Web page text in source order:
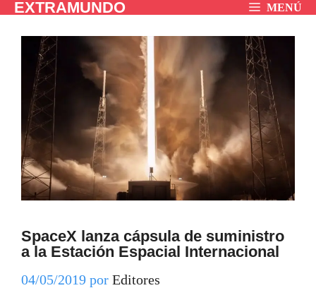
Saltar
contenido
EXTRAMUNDO MENÚ
SpaceX lanza cápsula de suministro
a la Estación Espacial Internacional
04/05/2019 por Editores